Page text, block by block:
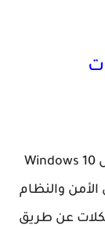
تصدر Microsoft تحديثات لنظام التشغيل Windows 10
والنظام
عن طريق